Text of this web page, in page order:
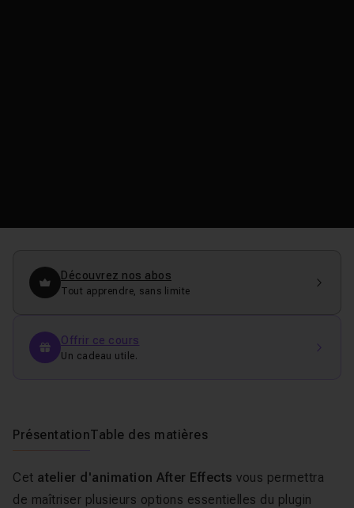
Découvrez nos abos
Tout apprendre, sans limite
Offrir ce cours
Un cadeau utile.
PrésentationTable des matières
Cet atelier d'animation After Effects vous permettra
de maîtriser plusieurs options essentielles du plugin